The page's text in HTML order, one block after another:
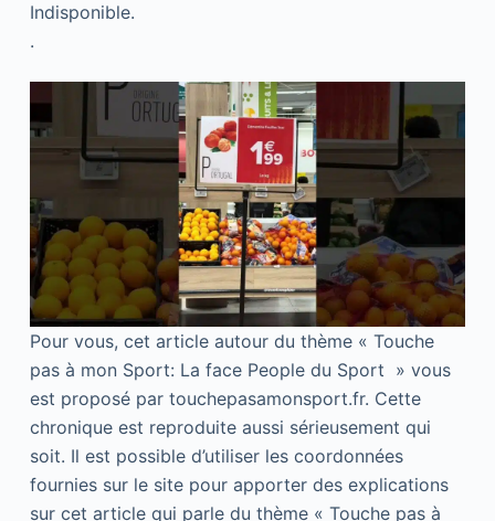
Indisponible.
.
Pour vous, cet article autour du thème « Touche
pas à mon Sport: La face People du Sport » vous
est proposé par touchepasamonsport.fr. Cette
chronique est reproduite aussi sérieusement qui
soit. Il est possible d’utiliser les coordonnées
fournies sur le site pour apporter des explications
sur cet article qui parle du thème « Touche pas à